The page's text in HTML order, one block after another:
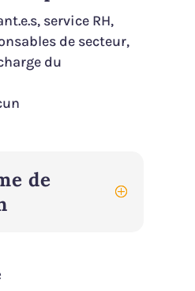
service RH,
de secteur,
du
de